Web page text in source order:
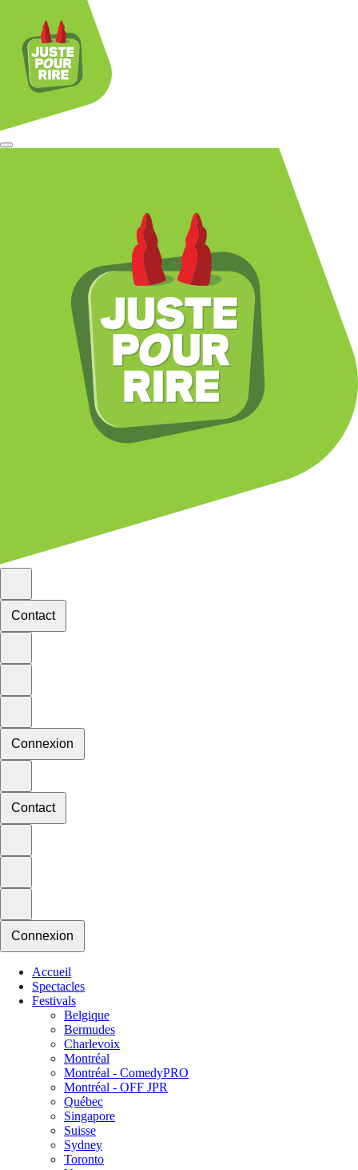
Contact
Connexion
Contact
Connexion
Accueil
Spectacles
Festivals
Belgique
Bermudes
Charlevoix
Montréal
Montréal - ComedyPRO
Montréal - OFF JPR
Québec
Singapore
Suisse
Sydney
Toronto